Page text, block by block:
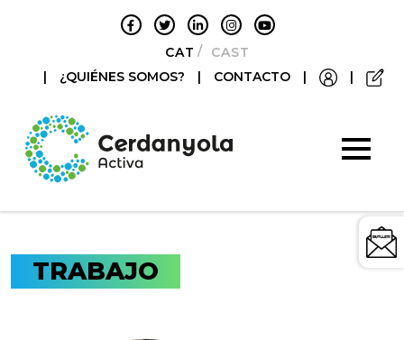
CATALÀCASTELLANO
|
¿QUIÉNES SOMOS? | CONTACTO | |
TRABAJO